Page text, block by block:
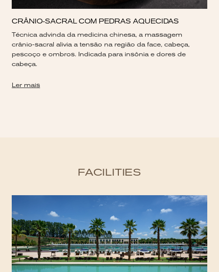
CRÂNIO-SACRAL COM PEDRAS AQUECIDAS
Técnica advinda da medicina chinesa, a massagem
crânio-sacral alivia a tensão na região da face, cabeça,
pescoço e ombros. Indicada para insônia e dores de
cabeça.
Ler mais
FACILITIES